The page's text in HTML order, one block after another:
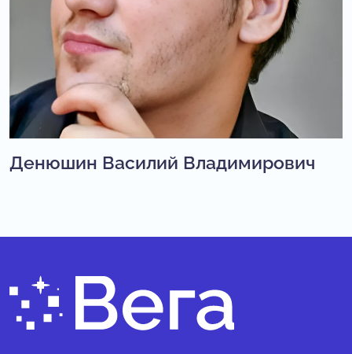
Денюшин Василий Владимирович